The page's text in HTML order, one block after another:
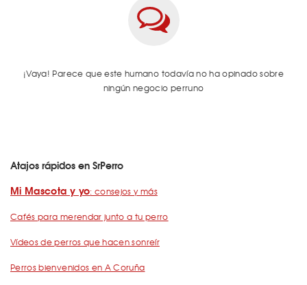
¡Vaya! Parece que este humano todavía no ha opinado sobre
ningún negocio perruno
Atajos rápidos en SrPerro
Mi Mascota y yo: consejos y más
Cafés para merendar junto a tu perro
Vídeos de perros que hacen sonreír
Perros bienvenidos en A Coruña